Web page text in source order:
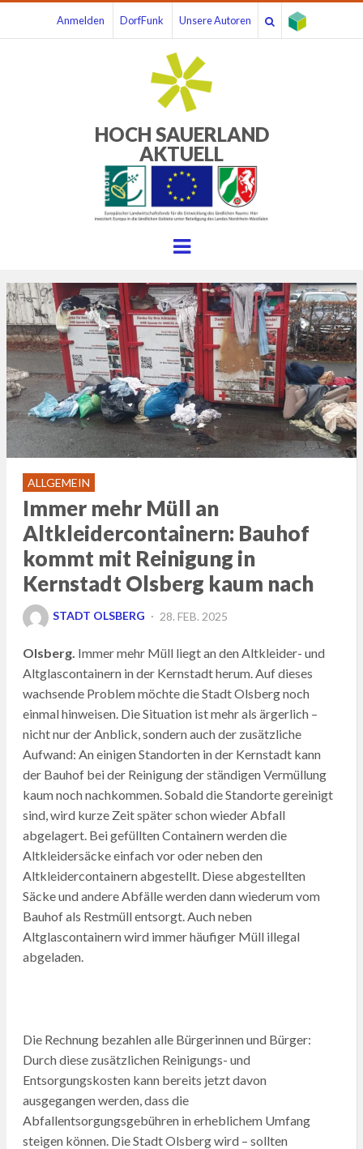
Anmelden DorfFunk Unsere Autoren
HOCH SAUERLAND
AKTUELL
Menu
ALLGEMEIN
Immer mehr Müll an
Altkleidercontainern: Bauhof
kommt mit Reinigung in
Kernstadt Olsberg kaum nach
STADT OLSBERG
POSTED
28. FEB. 2025
Olsberg. Immer mehr Müll liegt an den Altkleider- und
Altglascontainern in der Kernstadt herum. Auf dieses
wachsende Problem möchte die Stadt Olsberg noch
einmal hinweisen. Die Situation ist mehr als ärgerlich –
nicht nur der Anblick, sondern auch der zusätzliche
Aufwand: An einigen Standorten in der Kernstadt kann
der Bauhof bei der Reinigung der ständigen Vermüllung
kaum noch nachkommen. Sobald die Standorte gereinigt
sind, wird kurze Zeit später schon wieder Abfall
abgelagert. Bei gefüllten Containern werden die
Altkleidersäcke einfach vor oder neben den
Altkleidercontainern abgestellt. Diese abgestellten
Säcke und andere Abfälle werden dann wiederum vom
Bauhof als Restmüll entsorgt. Auch neben
Altglascontainern wird immer häufiger Müll illegal
abgeladen.
Die Rechnung bezahlen alle Bürgerinnen und Bürger:
Durch diese zusätzlichen Reinigungs- und
Entsorgungskosten kann bereits jetzt davon
ausgegangen werden, dass die
Abfallentsorgungsgebühren in erheblichem Umfang
steigen können. Die Stadt Olsberg wird – sollten